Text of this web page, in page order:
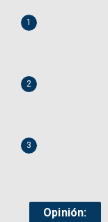
1
2
3
Opinión: